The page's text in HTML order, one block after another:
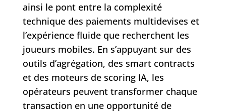
ainsi le pont entre la complexité
technique des paiements multidevises et
l’expérience fluide que recherchent les
joueurs mobiles. En s’appuyant sur des
outils d’agrégation, des smart contracts
et des moteurs de scoring IA, les
opérateurs peuvent transformer chaque
transaction en une opportunité de